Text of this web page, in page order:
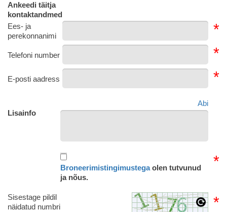
Ankeedi täitja
kontaktandmed
Ees- ja
perekonnanimi
*
Telefoni number *
E-posti aadress *
Abi
Lisainfo
Broneerimistingimustegaolen tutvunud
ja nõus.
*
Sisestage pildil
näidatud numbri
*